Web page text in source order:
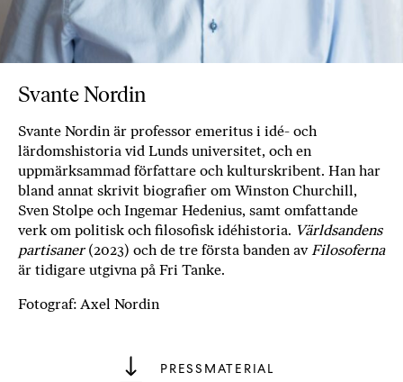
b
ö
c
o
n
l
i
n
e
h
i
Svante Nordin
Svante Nordin är professor emeritus i idé- och
lärdomshistoria vid Lunds universitet, och en
uppmärksammad författare och kulturskribent. Han har
bland annat skrivit biografier om Winston Churchill,
Sven Stolpe och Ingemar Hedenius, samt omfattande
verk om politisk och filosofisk idéhistoria. Världsandens
partisaner(2023) och de tre första banden avFilosoferna
är tidigare utgivna på Fri Tanke.
Fotograf: Axel Nordin
PRESSMATERIAL